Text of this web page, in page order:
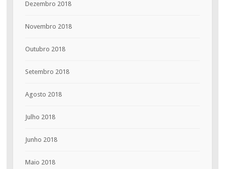
Dezembro 2018
Novembro 2018
Outubro 2018
Setembro 2018
Agosto 2018
Julho 2018
Junho 2018
Maio 2018